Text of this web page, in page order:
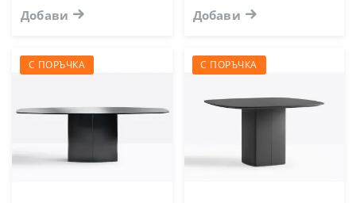
Добави
Добави
С ПОРЪЧКА С ПОРЪЧКА